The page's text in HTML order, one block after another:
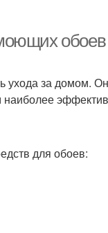
за домом.
наиболее
для обоев: